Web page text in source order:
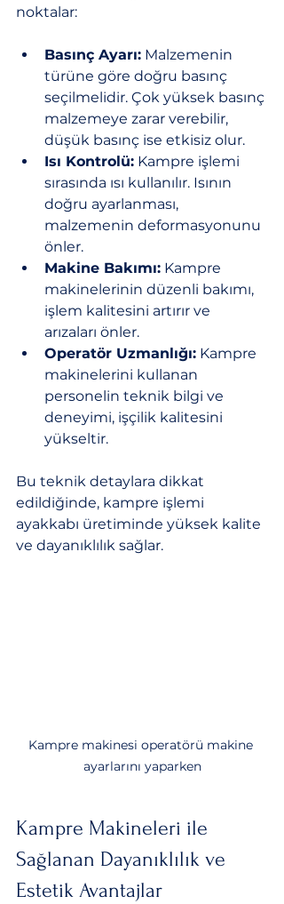
noktalar:
Basınç Ayarı: Malzemenin
türüne göre doğru basınç
seçilmelidir. Çok yüksek basınç
malzemeye zarar verebilir,
düşük basınç ise etkisiz olur.
Isı Kontrolü: Kampre işlemi
sırasında ısı kullanılır. Isının
doğru ayarlanması,
malzemenin deformasyonunu
önler.
Makine Bakımı: Kampre
makinelerinin düzenli bakımı,
işlem kalitesini artırır ve
arızaları önler.
Operatör Uzmanlığı: Kampre
makinelerini kullanan
personelin teknik bilgi ve
deneyimi, işçilik kalitesini
yükseltir.
Bu teknik detaylara dikkat
edildiğinde, kampre işlemi
ayakkabı üretiminde yüksek kalite
ve dayanıklılık sağlar.
Kampre makinesi operatörü makine
ayarlarını yaparken
Kampre Makineleri ile
Sağlanan Dayanıklılık ve
Estetik Avantajlar